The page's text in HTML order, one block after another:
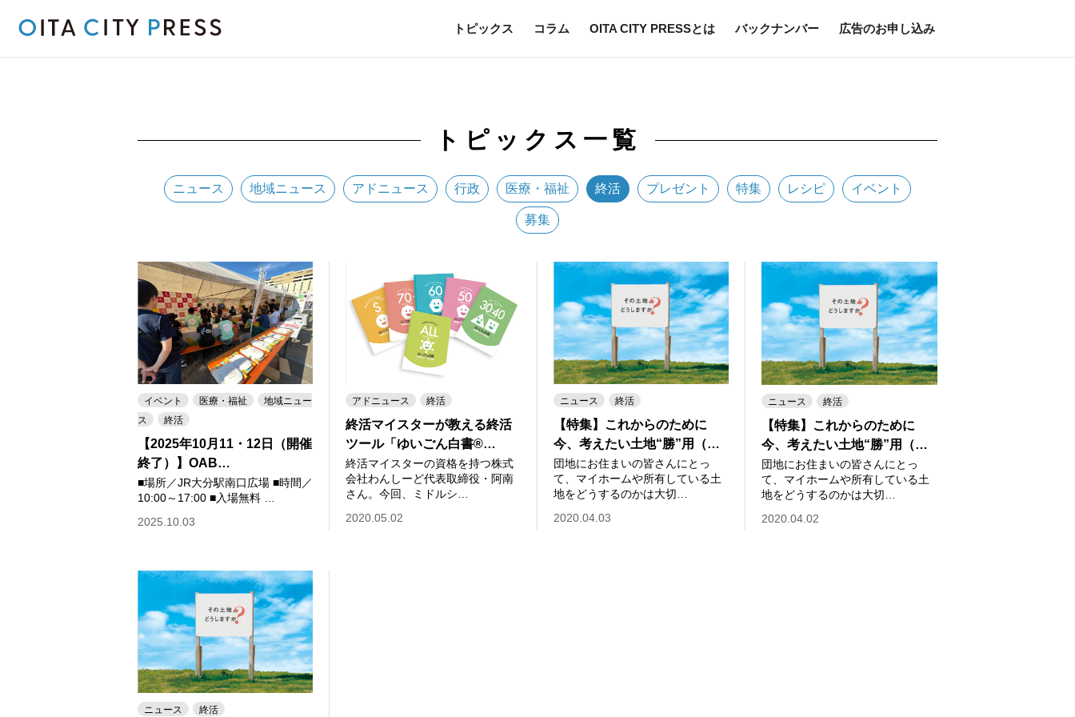
トピックス コラム OITA CITY PRESSとは バックナンバー 広告のお申し込み
トピックス一覧
ニュース 地域ニュース アドニュース 行政 医療・福祉 終活 プレゼント 特集 レシピ イベント
募集
イベント 医療・福祉
地域ニュー
ス
終活
【2025年10月11・12日（開催
終了）】OAB…
■場所／JR大分駅南口広場 ■時間／
10:00～17:00 ■入場無料 …
2025.10.03
アドニュース 終活
終活マイスターが教える終活
ツール「ゆいごん白書®︎…
終活マイスターの資格を持つ株式
会社わんしーど代表取締役・阿南
さん。今回、ミドルシ…
2020.05.02
ニュース 終活
【特集】これからのために
今、考えたい土地“勝”用（…
団地にお住まいの皆さんにとっ
て、マイホームや所有している土
地をどうするのかは大切…
2020.04.03
ニュース 終活
【特集】これからのために
今、考えたい土地“勝”用（…
団地にお住まいの皆さんにとっ
て、マイホームや所有している土
地をどうするのかは大切…
2020.04.02
ニュース 終活